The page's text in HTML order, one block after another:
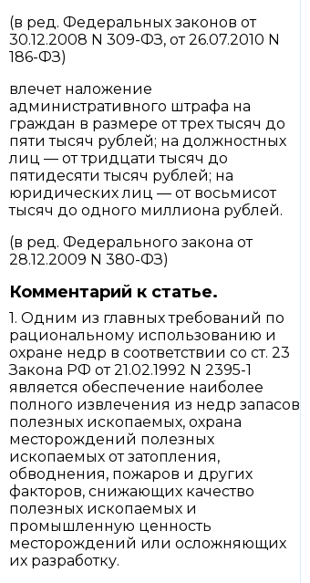
(в ред. Федеральных законов от
30.12.2008 N 309-ФЗ, от 26.07.2010 N
186-ФЗ)
влечет наложение
административного штрафа на
граждан в размере от трех тысяч до
пяти тысяч рублей; на должностных
лиц — от тридцати тысяч до
пятидесяти тысяч рублей; на
юридических лиц — от восьмисот
тысяч до одного миллиона рублей.
(в ред. Федерального закона от
28.12.2009 N 380-ФЗ)
Комментарий к статье.
1. Одним из главных требований по
рациональному использованию и
охране недр в соответствии со ст. 23
Закона РФ от 21.02.1992 N 2395-1
является обеспечение наиболее
полного извлечения из недр запасов
полезных ископаемых, охрана
месторождений полезных
ископаемых от затопления,
обводнения, пожаров и других
факторов, снижающих качество
полезных ископаемых и
промышленную ценность
месторождений или осложняющих
их разработку.